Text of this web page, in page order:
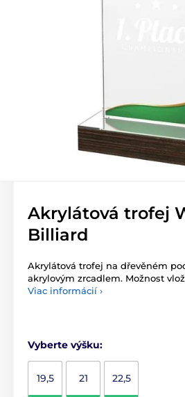
Akrylátová trofej
Billiard
Akrylátová trofej na dřevěném
akrylovým zrcadlem. Možnost
Viac informácií ›
Vyberte výšku:
19,5 21 22,5